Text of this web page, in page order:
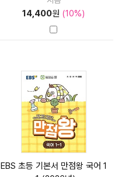
14,400원 (10%)
EBS 초등 기본서 만점왕 국어 1